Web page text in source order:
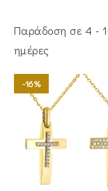
Παράδοση σε 4 -
ημέρες
-16%